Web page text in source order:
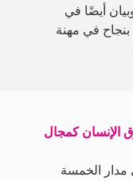
أيضًا في
في مهنة
الإنسان كمجال
الخمسة